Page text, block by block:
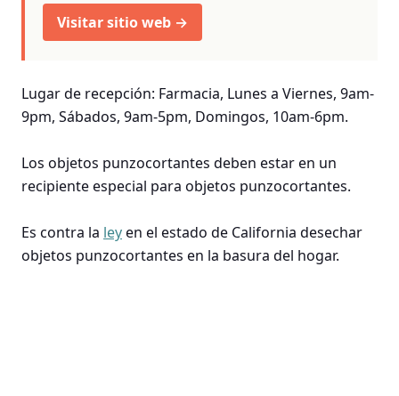
Visitar sitio web →
Lugar de recepción: Farmacia, Lunes a Viernes, 9am-
9pm, Sábados, 9am-5pm, Domingos, 10am-6pm.
Los objetos punzocortantes deben estar en un
recipiente especial para objetos punzocortantes.
Es contra la leyen el estado de California desechar
objetos punzocortantes en la basura del hogar.